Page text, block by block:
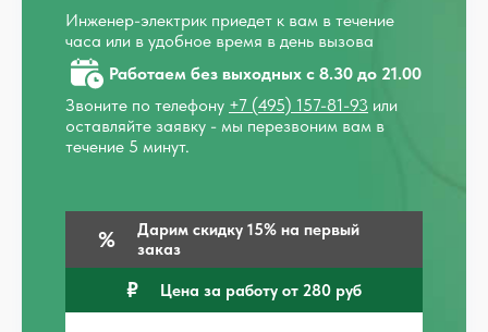
Инженер-электрик приедет к вам в течение
часа или в удобное время в день вызова
Работаем без выходных с 8.30 до 21.00
Звоните по телефону +7 (495) 157-81-93 или
оставляйте заявку - мы перезвоним вам в
течение 5 минут.
Дарим скидку 15% на первый
заказ
Цена за работу от 280 руб